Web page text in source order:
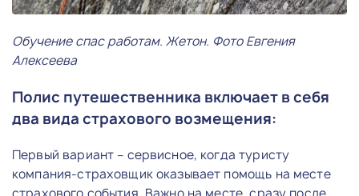
Обучение спас работам. Жетон. Фото Евгения
Алексеева
Полис путешественника включает в себя
два вида страхового возмещения:
Первый вариант – сервисное, когда туристу
компания-страховщик оказывает помощь на месте